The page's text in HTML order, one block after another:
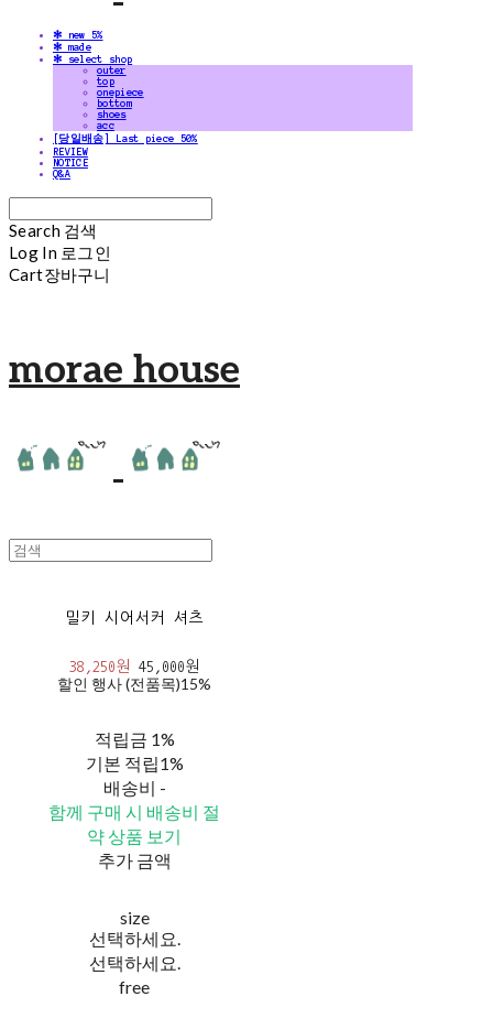
✻ new 5%
✻ made
✻ select shop
outer
top
onepiece
bottom
shoes
acc
[당일배송] Last piece 50%
REVIEW
NOTICE
Q&A
Search 검색
Log In 로그인
Cart장바구니
morae house
밀키 시어서커 셔츠
38,250원 45,000원
할인 행사 (전품목)15%
적립금 1%
기본 적립1%
배송비 -
함께 구매 시 배송비 절
약 상품 보기
추가 금액
size
선택하세요.
선택하세요.
free